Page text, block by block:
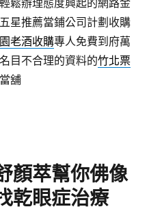
星推薦當鋪公司計劃收購
老酒收購專人免費到府萬
目不合理的資料的竹北票
舖
顏萃幫你佛像
乾眼症治療